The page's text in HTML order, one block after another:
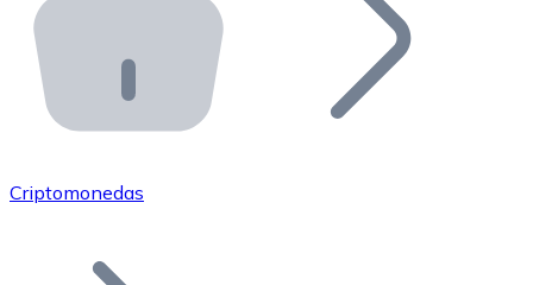
Integra un ATM Bitnovo en tu negocio y permite que
Bitnovo API
Integra nuestra API en tu ecosistema.
Únete a nuestra red de distribuidores.
Añade tu proyecto a nuestro ecosistema.
Criptomonedas